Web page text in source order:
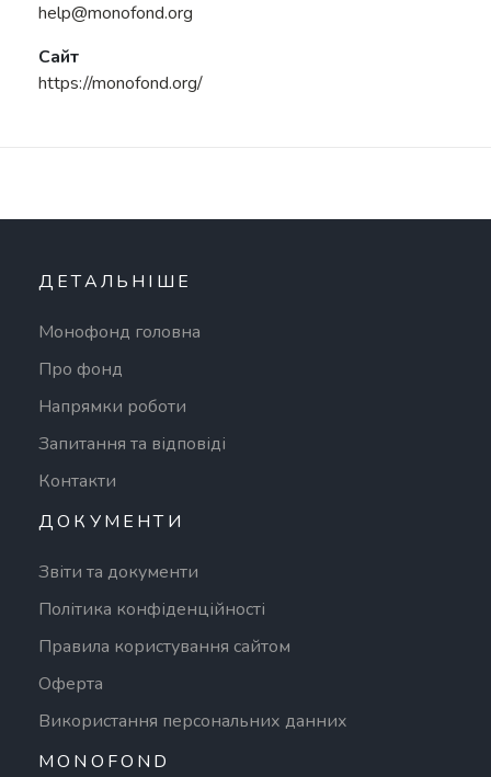
help@monofond.org
Сайт
https://monofond.org/
ДЕТАЛЬНІШЕ
Монофонд головна
Про фонд
Напрямки роботи
Запитання та відповіді
Контакти
ДОКУМЕНТИ
Звіти та документи
Політика конфіденційності
Правила користування сайтом
Оферта
Використання персональних данних
MONOFOND